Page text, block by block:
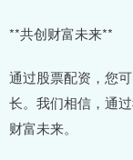
**共创财富未来**
通过股票配资，您
长。我们相信，通
财富未来。